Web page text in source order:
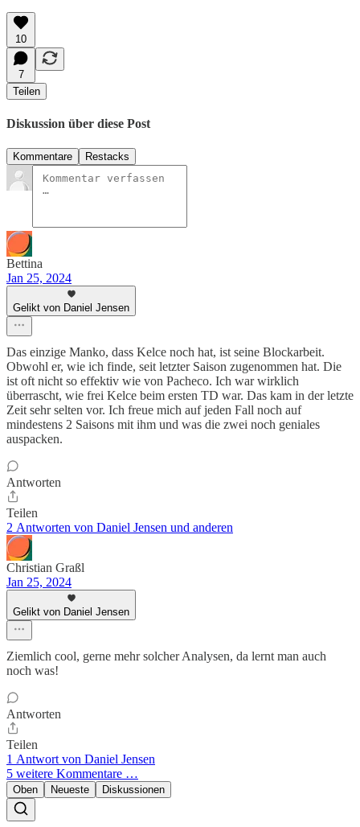
10
7
Teilen
Diskussion über diese Post
Kommentare Restacks
Bettina
Jan 25, 2024
Gelikt von Daniel Jensen
Das einzige Manko, dass Kelce noch hat, ist seine Blockarbeit.
Obwohl er, wie ich finde, seit letzter Saison zugenommen hat. Die
ist oft nicht so effektiv wie von Pacheco. Ich war wirklich
überrascht, wie frei Kelce beim ersten TD war. Das kam in der letzte
Zeit sehr selten vor. Ich freue mich auf jeden Fall noch auf
mindestens 2 Saisons mit ihm und was die zwei noch geniales
auspacken.
Antworten
Teilen
2 Antworten von Daniel Jensen und anderen
Christian Graßl
Jan 25, 2024
Gelikt von Daniel Jensen
Ziemlich cool, gerne mehr solcher Analysen, da lernt man auch
noch was!
Antworten
Teilen
1 Antwort von Daniel Jensen
5 weitere Kommentare …
Oben Neueste Diskussionen